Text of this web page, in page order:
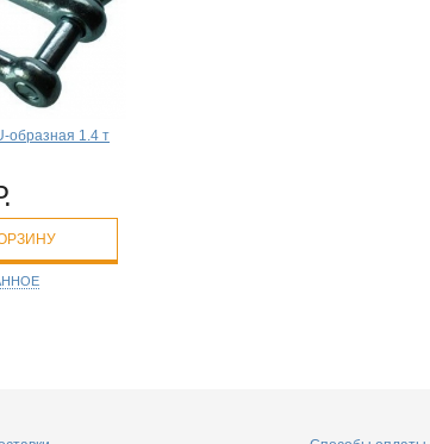
образная 1.4 т